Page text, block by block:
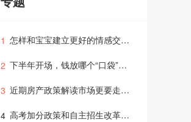
1 怎样和宝宝建立更好的情感交流亲子专题
2 下半年开场，钱放哪个“口袋”里理财专题讲座
3 近期房产政策解读市场更要走向正规理性的轨道里面
4 高考加分政策和自主招生改革问题答疑